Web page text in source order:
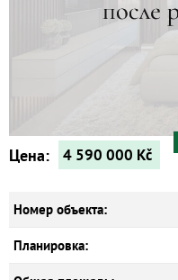
Квартиры
Цена: 4 590 000 Kč
Номер объекта:
Планировка: